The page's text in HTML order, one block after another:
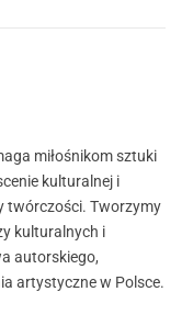
miłośnikom sztuki
kulturalnej i
twórczości. Tworzymy
kulturalnych i
autorskiego,
artystyczne w Polsce.